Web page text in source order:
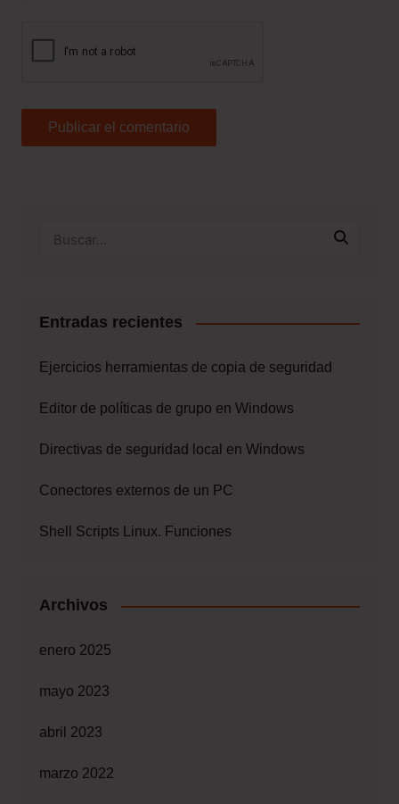
Entradas recientes
Ejercicios herramientas de copia de seguridad
Editor de políticas de grupo en Windows
Directivas de seguridad local en Windows
Conectores externos de un PC
Shell Scripts Linux. Funciones
Archivos
enero 2025
mayo 2023
abril 2023
marzo 2022